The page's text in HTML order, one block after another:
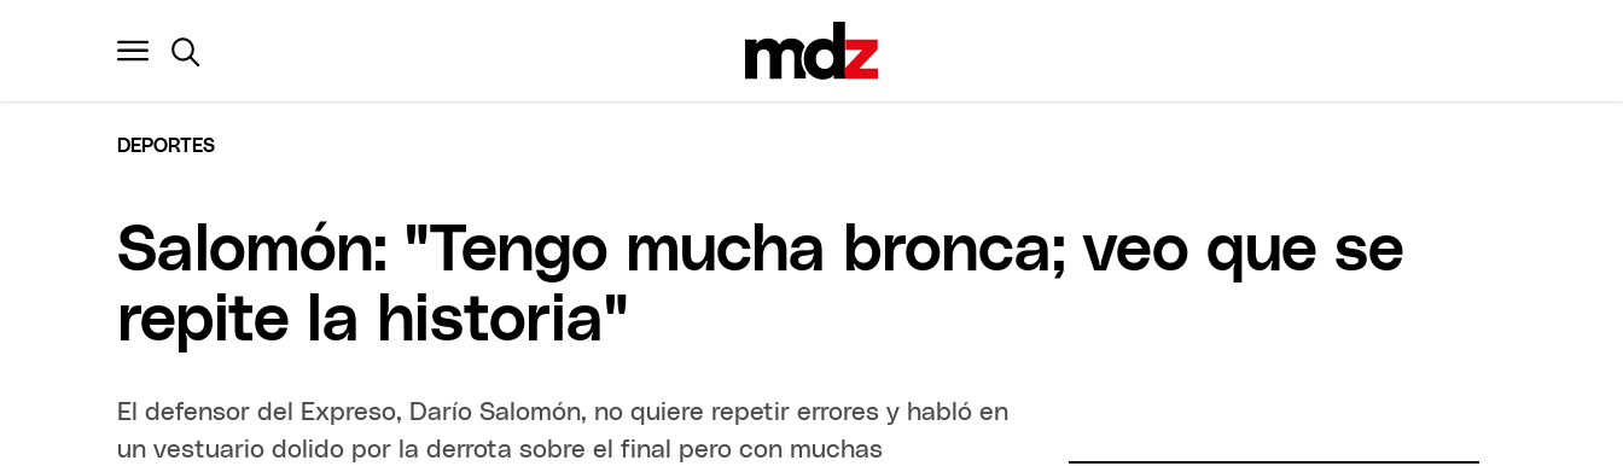
DEPORTES
Salomón: "Tengo mucha bronca; veo que se
repite la historia"
El defensor del Expreso, Darío Salomón, no quiere repetir errores y habló en
un vestuario dolido por la derrota sobre el final pero con muchas